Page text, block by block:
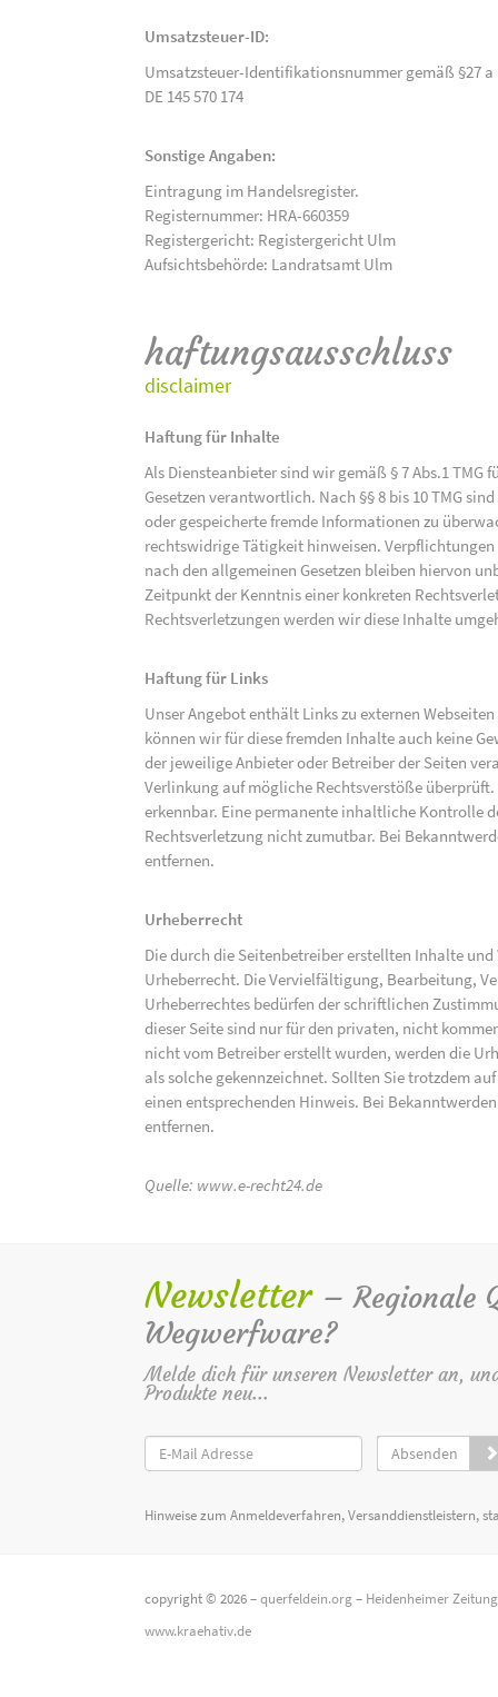
Umsatzsteuer-ID:
Umsatzsteuer-Identifikationsnummer gemäß §27 a
DE 145 570 174
Sonstige Angaben:
Eintragung im Handelsregister.
Registernummer: HRA-660359
Registergericht: Registergericht Ulm
Aufsichtsbehörde: Landratsamt Ulm
haftungsausschluss
disclaimer
Haftung für Inhalte
Als Diensteanbieter sind wir gemäß § 7 Abs.1
Gesetzen verantwortlich. Nach §§ 8 bis 10 TMG
oder gespeicherte fremde Informationen zu
rechtswidrige Tätigkeit hinweisen.
nach den allgemeinen Gesetzen bleiben hiervon
Zeitpunkt der Kenntnis einer konkreten
Rechtsverletzungen werden wir diese Inhalte
Haftung für Links
Unser Angebot enthält Links zu externen
können wir für diese fremden Inhalte auch keine
der jeweilige Anbieter oder Betreiber der Seiten
Verlinkung auf mögliche Rechtsverstöße
erkennbar. Eine permanente inhaltliche Kontrolle
Rechtsverletzung nicht zumutbar. Bei
entfernen.
Urheberrecht
Die durch die Seitenbetreiber erstellten Inhalte
Urheberrecht. Die Vervielfältigung, Bearbeitung,
Urheberrechtes bedürfen der schriftlichen
dieser Seite sind nur für den privaten, nicht
nicht vom Betreiber erstellt wurden, werden die
als solche gekennzeichnet. Sollten Sie trotzdem
einen entsprechenden Hinweis. Bei
entfernen.
Quelle: www.e-recht24.de
Newsletter – Regionale
Wegwerfware?
Melde dich für unseren Newsletter an,
Produkte neu...
Absenden
Hinweise zum Anmeldeverfahren, Versanddienstleistern,
copyright © 2026 –querfeldein.org– Heidenheimer
www.kraehativ.de